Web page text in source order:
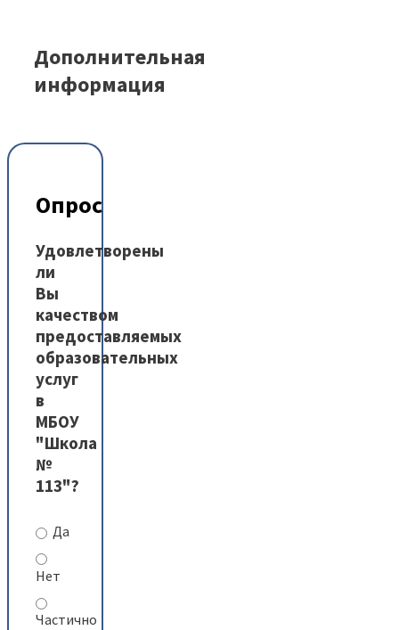
Дополнительная
информация
Опрос
Удовлетворены
ли
Вы
качеством
предоставляемых
образовательных
услуг
в
МБОУ
"Школа
№
113"?
Да
Нет
Частично